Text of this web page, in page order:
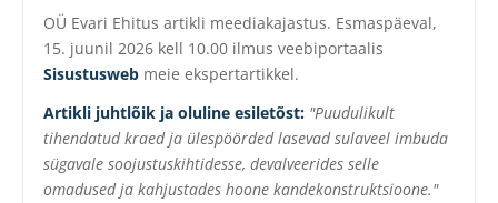
OÜ Evari Ehitus artikli meediakajastus. Esmaspäeval,
15. juunil 2026 kell 10.00 ilmus veebiportaalis
Sisustusweb meie ekspertartikkel.
Artikli juhtlõik ja oluline esiletõst: "Puudulikult
tihendatud kraed ja ülespöörded lasevad sulaveel imbuda
sügavale soojustuskihtidesse, devalveerides selle
omadused ja kahjustades hoone kandekonstruktsioone."